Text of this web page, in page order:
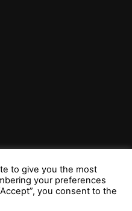
to give you the most
your preferences
you consent to the